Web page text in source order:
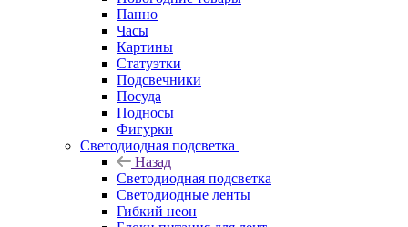
Панно
Часы
Картины
Статуэтки
Подсвечники
Посуда
Подносы
Фигурки
Светодиодная подсветка
Назад
Светодиодная подсветка
Светодиодные ленты
Гибкий неон